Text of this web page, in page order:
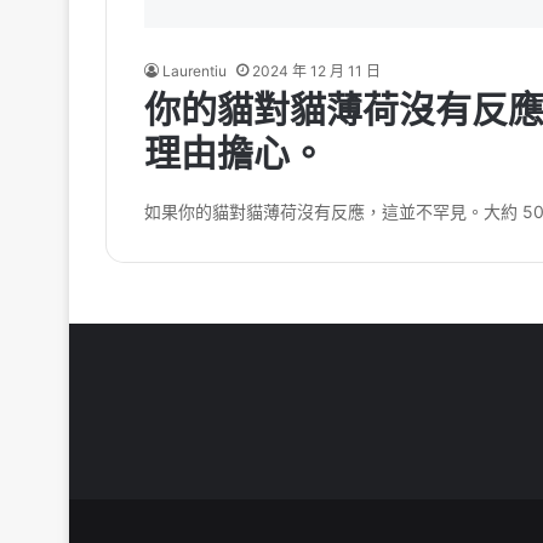
Laurentiu 2024 年 12 月 11 日
你的貓對貓薄荷沒有反
理由擔心。
如果你的貓對貓薄荷沒有反應，這並不罕見。大約